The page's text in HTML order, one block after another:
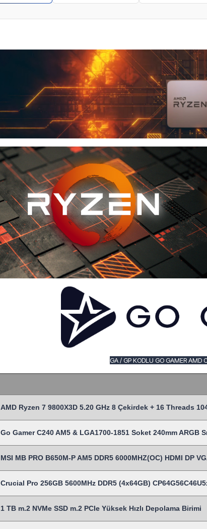
GA / GP KODLU GO GAMER AMD
AMD Ryzen 7 9800X3D 5.20 GHz 8 Çekirdek + 16 Threads
Go Gamer C240 AM5 & LGA1700-1851 Soket 240mm ARGB
MSI MB PRO B650M-P AM5 DDR5 6000MHZ(OC) HDMI DP
Crucial Pro 256GB 5600MHz DDR5 (4x64GB)
1 TB m.2 NVMe SSD m.2 PCIe Yüksek Hızlı Depolama Birimi